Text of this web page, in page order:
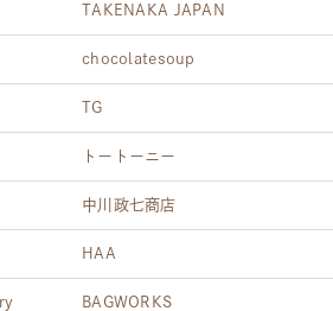
TAKENAKA JAPAN
chocolatesoup
TG
トートーニー
中川政七商店
HAA
BAGWORKS